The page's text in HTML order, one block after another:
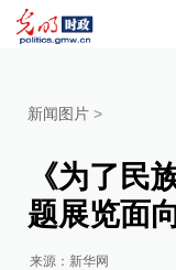
新闻图片 >
《为了民
题展览面
来源： 新华网